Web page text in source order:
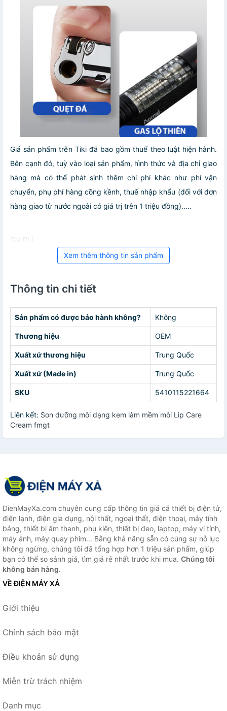
Giá sản phẩm trên Tiki đã bao gồm thuế theo luật hiện hành.
Bên cạnh đó, tuỳ vào loại sản phẩm, hình thức và địa chỉ giao
hàng mà có thể phát sinh thêm chi phí khác như phí vận
chuyển, phụ phí hàng cồng kềnh, thuế nhập khẩu (đối với đơn
hàng giao từ nước ngoài có giá trị trên 1 triệu đồng).....
Giá PLI
Xem thêm thông tin sản phẩm
Thông tin chi tiết
Sản phẩm có được bảo hành không? Không
Thương hiệu OEM
Xuất xứ thương hiệu Trung Quốc
Xuất xứ (Made in) Trung Quốc
SKU 5410115221664
Liên kết: Son dưỡng môi dạng kem làm mềm môi Lip Care
Cream fmgt
DienMayXa.com chuyên cung cấp thông tin giá cả thiết bị điện tử,
điện lạnh, điện gia dụng, nội thất, ngoại thất, điện thoại, máy tính
bảng, thiết bị âm thanh, phụ kiện, thiết bị đeo, laptop, máy vi tính,
máy ảnh, máy quay phim... Bằng khả năng sẵn có cùng sự nỗ lực
không ngừng, chúng tôi đã tổng hợp hơn 1 triệu sản phẩm, giúp
bạn có thể so sánh giá, tìm giá rẻ nhất trước khi mua. Chúng tôi
không bán hàng.
VỀ ĐIỆN MÁY XẢ
Giới thiệu
Chính sách bảo mật
Điều khoản sử dụng
Miễn trừ trách nhiệm
Danh mục